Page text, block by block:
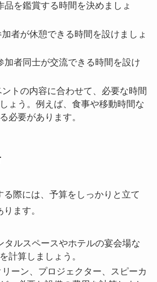
品を鑑賞する時間を決めましょ
者が休憩できる時間を設けましょ
加者同士が交流できる時間を設け
トの内容に合わせて、必要な時間
ょう。例えば、食事や移動時間な
必要があります。
る際には、予算をしっかりと立て
ます。
タルスペースやホテルの宴会場な
計算しましょう。
ーン、プロジェクター、スピーカ